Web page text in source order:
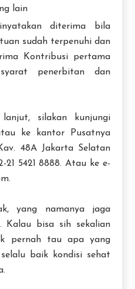
lain
diterima bila
sudah terpenuhi dan
Kontribusi pertama
penerbitan dan
silakan kunjungi
ke kantor Pusatnya
48A Jakarta Selatan
21 5421 8888. Atau ke e-
yang namanya jaga
Kalau bisa sih sekalian
pernah tau apa yang
baik kondisi sehat